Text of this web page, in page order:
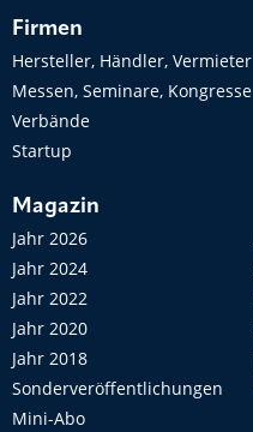
Firmen
Hersteller, Händler, Vermieter
Messen, Seminare, Kongresse
Verbände
Startup
Magazin
Jahr 2026
Jahr 2024
Jahr 2022
Jahr 2020
Jahr 2018
Sonderveröffentlichungen
Mini-Abo